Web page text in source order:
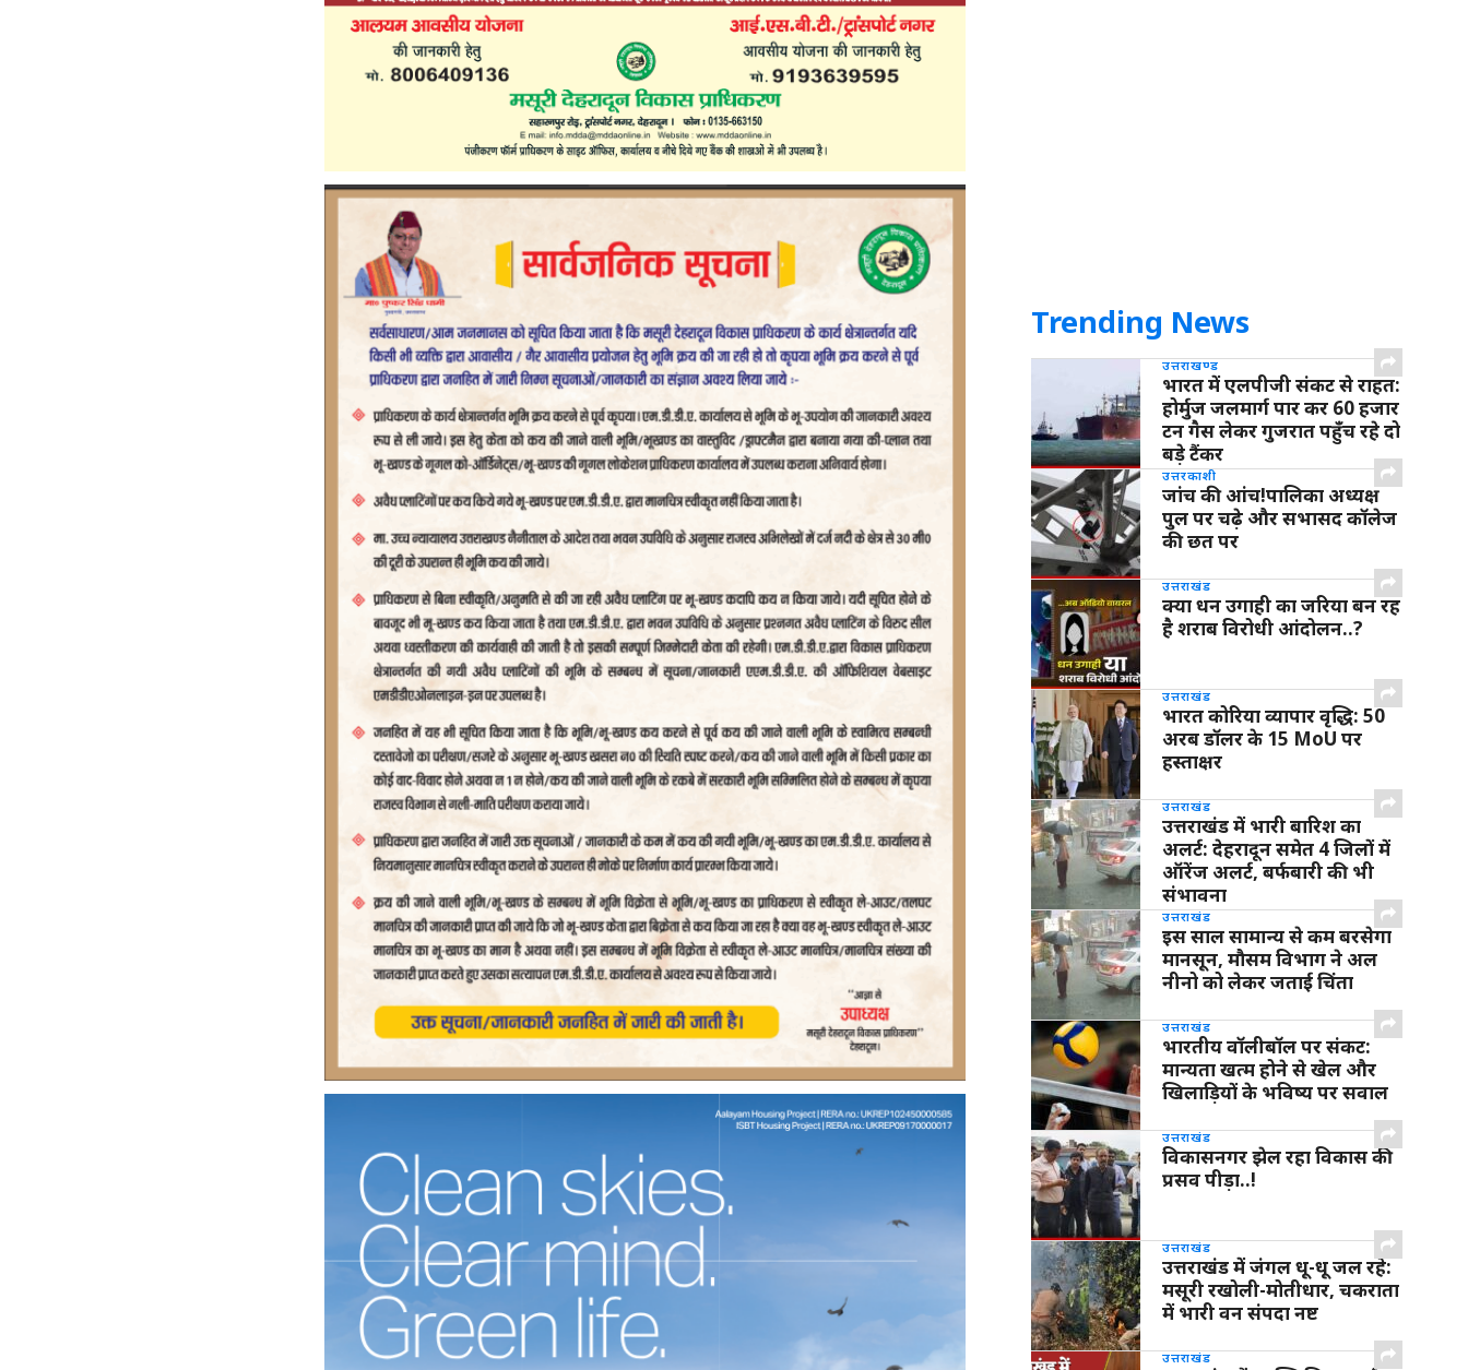
Trending News
उत्तराखण्ड
भारत में एलपीजी संकट से राहत:
होर्मुज जलमार्ग पार कर 60 हजार
टन गैस लेकर गुजरात पहुँच रहे दो
बड़े टैंकर
उत्तरकाशी
जांच की आंच!पालिका अध्यक्ष
पुल पर चढ़े और सभासद कॉलेज
की छत पर
उत्तराखंड
क्या धन उगाही का जरिया बन रह
है शराब विरोधी आंदोलन..?
उत्तराखंड
भारत कोरिया व्यापार वृद्धि: 50
अरब डॉलर के 15 MoU पर
हस्ताक्षर
उत्तराखंड
उत्तराखंड में भारी बारिश का
अलर्ट: देहरादून समेत 4 जिलों में
ऑरेंज अलर्ट, बर्फबारी की भी
संभावना
उत्तराखंड
इस साल सामान्य से कम बरसेगा
मानसून, मौसम विभाग ने अल
नीनो को लेकर जताई चिंता
उत्तराखंड
भारतीय वॉलीबॉल पर संकट:
मान्यता खत्म होने से खेल और
खिलाड़ियों के भविष्य पर सवाल
उत्तराखंड
विकासनगर झेल रहा विकास की
प्रसव पीड़ा..!
उत्तराखंड
उत्तराखंड में जंगल धू-धू जल रहे:
मसूरी रखोली-मोतीधार, चकराता
में भारी वन संपदा नष्ट
उत्तराखंड